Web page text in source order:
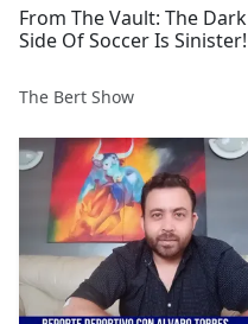
From The Vault: The Dark
Side Of Soccer Is Sinister!
The Bert Show